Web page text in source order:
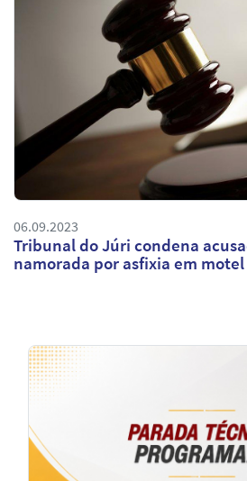
06.09.2023
Tribunal do Júri condena
namorada por asfixia em motel
Notícias
em